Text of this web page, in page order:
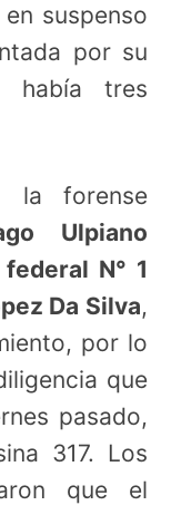
suspenso
por su
había tres
la forense
Ulpiano
N° 1
Da Silva,
por lo
que
pasado,
317. Los
que el